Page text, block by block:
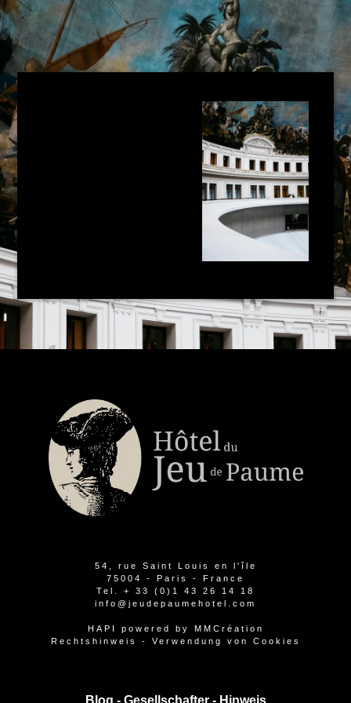
54, rue Saint Louis en l'île
75004 - Paris - France
Tel. + 33 (0)1 43 26 14 18
info@jeudepaumehotel.com
HAPI powered by MMCréation
Rechtshinweis
- Verwendung von Cookies